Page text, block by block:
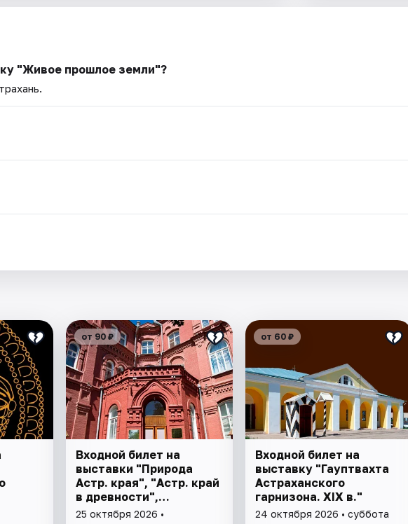
"Живое прошлое земли"?
от 90 ₽
Входной билет на
выставки "Природа
Астр. края", "Астр. край
в древности",
"Заселение Астр. края"
25 октября 2026 •
от 60 ₽
Входной билет на
выставку "Гауптвахта
Астраханского
гарнизона. XIX в."
24 октября 2026 • суббота